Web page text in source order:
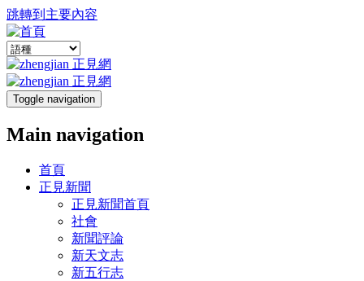
跳轉到主要內容
Toggle navigation
Main navigation
首頁
正見新聞
正見新聞首頁
社會
新聞評論
新天文志
新五行志